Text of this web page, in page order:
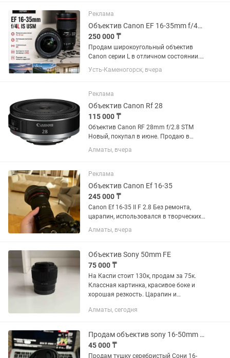
задняя крышки. Использовался...
Реклама
Объектив Canon EF 16-35mm f/4L IS USM
250 000 ₸
Продам широкоугольный объектив
Canon серии L в отличном состоянии.
Canon EF 16-35mm f/4L IS USM.
Отличное состояние, стекла чистые,
стабилизация работают идеально....
Усть-Каменогорск, вчера
Реклама
Объектив Canon Rf 28
115 000 ₸
Объектив Canon RF 28mm f/2.8 STM
Новый, покупал в июне. Продаю в
связи ненадобностью.
Алматы, вчера
Реклама
Объектив Canon Ef 16-35
245 000 ₸
Canon Ef 16-35 II F 2.8 Без ремонта,
царапин, использовался в творческих
целях, в банкетах не был. Состояние
10/10. Торг минимальный. Продаю так
Алматы, вчера
Объектив Sony 50mm FE
75 000 ₸
На Каспи стоит 130к, продам за 75к.
Классная картинка, красивое боке и
хорошая резкость. Царапин и
лс.
Алматы, сегодня
Продам объектив sony 16-50mm 3.5-5.6f
45 000 ₸
Продам тушку серебристый Сони 16-